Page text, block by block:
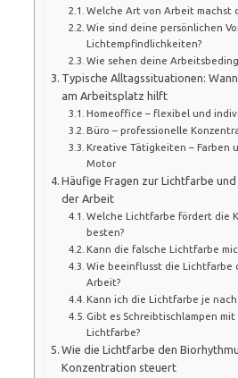
Welche Art von Arbeit machst
Wie sind deine persönlichen
Lichtempfindlichkeiten?
Wie sehen deine
Typische Alltagssituationen:
am Arbeitsplatz hilft
Homeoffice – flexibel und
Büro – professionelle
Kreative Tätigkeiten – Farben
Motor
Häufige Fragen zur Lichtfarbe
der Arbeit
Welche Lichtfarbe fördert die
besten?
Kann die falsche Lichtfarbe
Wie beeinflusst die Lichtfarbe
Arbeit?
Kann ich die Lichtfarbe je
Gibt es Schreibtischlampen
Lichtfarbe?
Wie die Lichtfarbe den
Konzentration steuert